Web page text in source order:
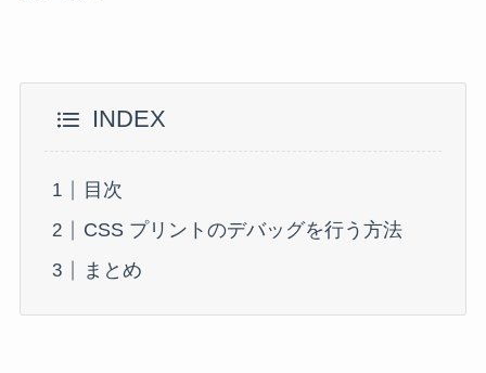
INDEX
目次
CSS プリントのデバッグを行う方法
まとめ